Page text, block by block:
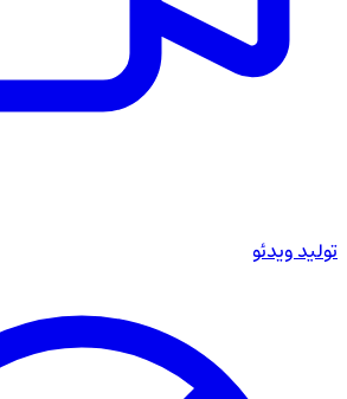
تولید ویدئو